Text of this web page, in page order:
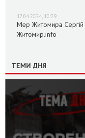
17.04.2024, 10:29
Мер Житомира Сергій
Житомир.info
ТЕМИ ДНЯ